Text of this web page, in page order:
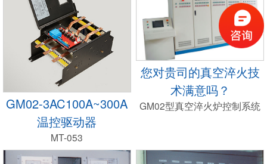
GM02-3AC100A~300A
温控驱动器
MT-053
您对贵司的真空淬火技
术满意吗？
GM02型真空淬火炉控制系统